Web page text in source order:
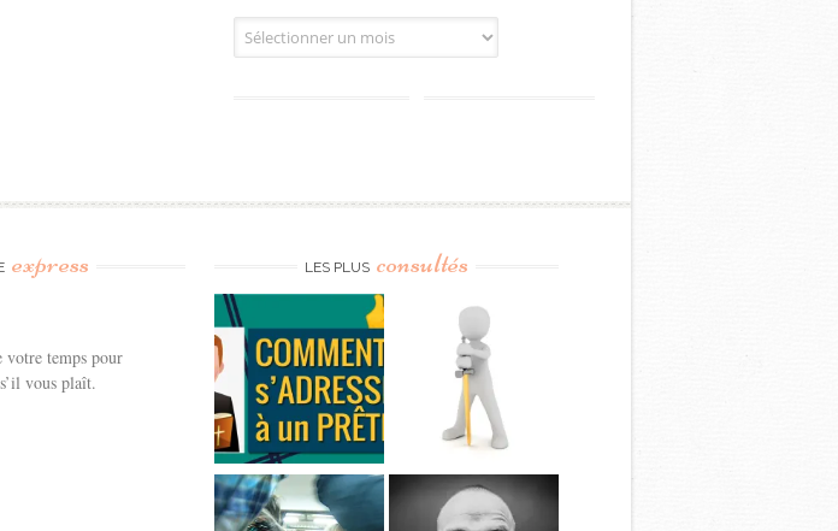
Archives
express
temps pour
s’il vous plaît.
LES PLUS consultés